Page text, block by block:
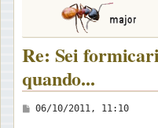
Re: Sei
quando...
M
06/10/2011, 11:10